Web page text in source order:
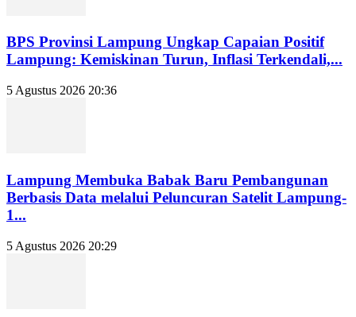
BPS Provinsi Lampung Ungkap Capaian Positif
Lampung: Kemiskinan Turun, Inflasi Terkendali,...
5 Agustus 2026 20:36
Lampung Membuka Babak Baru Pembangunan
Berbasis Data melalui Peluncuran Satelit Lampung-
1...
5 Agustus 2026 20:29